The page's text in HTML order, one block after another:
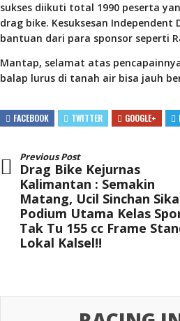
sukses diikuti total 1990 peserta
drag bike. Kesuksesan
bantuan dari para sponsor seperti
Mantap, selamat atas
balap lurus di tanah air bisa jauh
FACEBOOK TWITTER GOOGLE+
Previous Post
Drag Bike Kejurnas
Kalimantan : Semakin
Matang, Ucil Sinchan
Podium Utama Kelas
Tak Tu 155 cc Frame
Lokal Kalsel!!